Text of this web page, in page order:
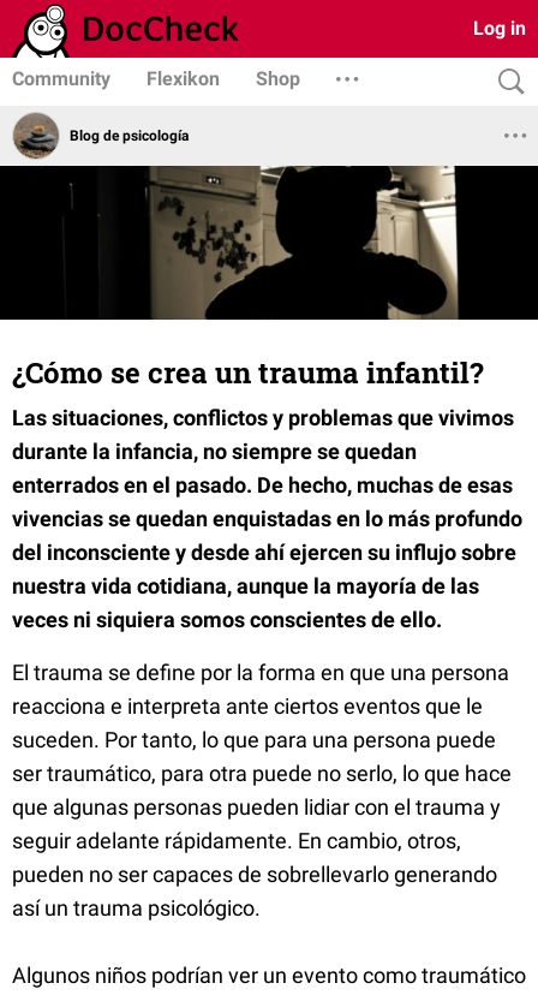
Log in
Community Flexikon Shop
Blog de psicología
¿Cómo se crea un trauma infantil?
Las situaciones, conflictos y problemas que vivimos
durante la infancia, no siempre se quedan
enterrados en el pasado. De hecho, muchas de esas
vivencias se quedan enquistadas en lo más profundo
del inconsciente y desde ahí ejercen su influjo sobre
nuestra vida cotidiana, aunque la mayoría de las
veces ni siquiera somos conscientes de ello.
El trauma se define por la forma en que una persona
reacciona e interpreta ante ciertos eventos que le
suceden. Por tanto, lo que para una persona puede
ser traumático, para otra puede no serlo, lo que hace
que algunas personas pueden lidiar con el trauma y
seguir adelante rápidamente. En cambio, otros,
pueden no ser capaces de sobrellevarlo generando
así un trauma psicológico.
Algunos niños podrían ver un evento como traumático